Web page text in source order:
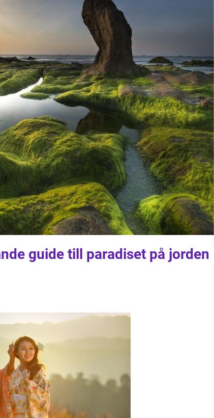
guide till paradiset på jorden